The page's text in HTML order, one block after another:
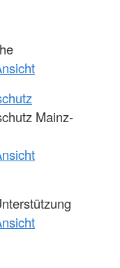
Mainz-